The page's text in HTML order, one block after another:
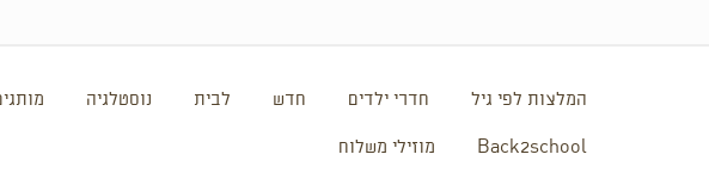
המלצות לפי גיל חדרי ילדים חדש לבית נוסטלגיה
Back2school מוזילי משלוח